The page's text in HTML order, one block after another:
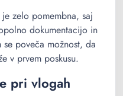
zelo pomembna, saj
dokumentacijo in
poveča možnost, da
v prvem poskusu.
pri vlogah